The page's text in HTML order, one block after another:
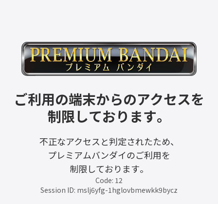
ご利用の端末からのアクセスを
制限しております。
不正なアクセスと判定されたため、
プレミアムバンダイのご利用を
制限しております。
Code: 12
Session ID: mslj6yfg-1hglovbmewkk9bycz